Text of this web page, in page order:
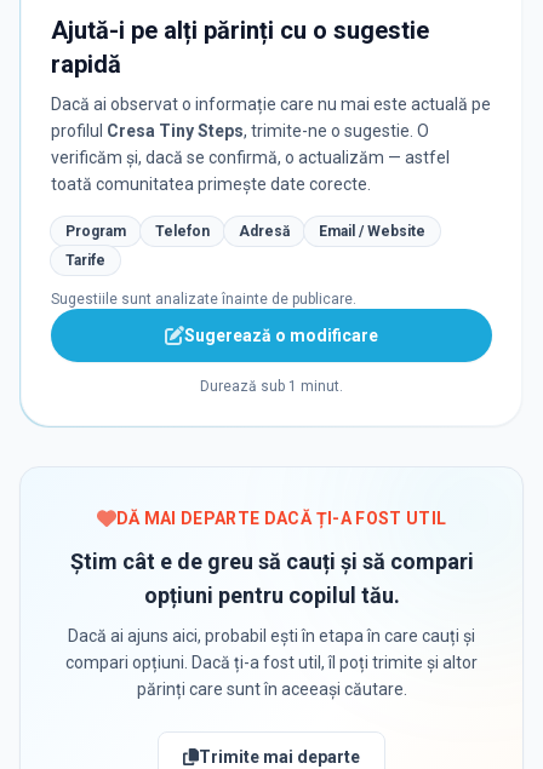
Ajută-i pe alți părinți cu o sugestie
rapidă
Dacă ai observat o informație care nu mai este actuală pe
profilul Cresa Tiny Steps, trimite-ne o sugestie. O
verificăm și, dacă se confirmă, o actualizăm — astfel
toată comunitatea primește date corecte.
Program Telefon Adresă
Email / Website
Tarife
Sugestiile sunt analizate înainte de publicare.
Sugerează o modificare
Durează sub 1 minut.
DĂ MAI DEPARTE DACĂ ȚI-A FOST UTIL
Știm cât e de greu să cauți și să compari
opțiuni pentru copilul tău.
Dacă ai ajuns aici, probabil ești în etapa în care cauți și
compari opțiuni. Dacă ți-a fost util, îl poți trimite și altor
părinți care sunt în aceeași căutare.
Trimite mai departe